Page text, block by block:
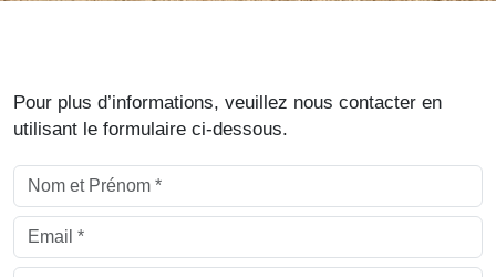
Pour plus d’informations, veuillez nous contacter en
utilisant le formulaire ci-dessous.